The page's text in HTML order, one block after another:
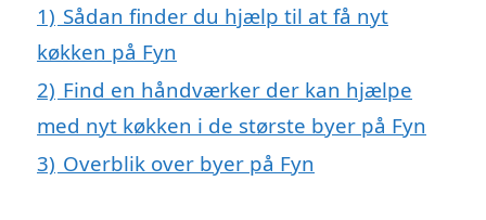
1) Sådan finder du hjælp til at få nyt
køkken på Fyn
2) Find en håndværker der kan hjælpe
med nyt køkken i de største byer på Fyn
3) Overblik over byer på Fyn